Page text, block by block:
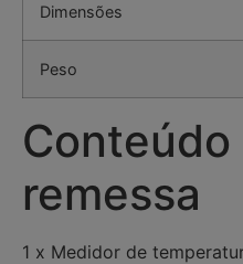
Dimensões
Peso
Conteúdo
remessa
1 x Medidor de